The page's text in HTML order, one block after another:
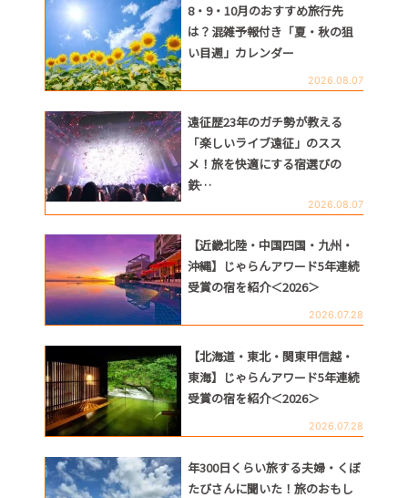
8・9・10月のおすすめ旅行先
は？混雑予報付き「夏・秋の狙
い目週」カレンダー
2026.08.07
遠征歴23年のガチ勢が教える
「楽しいライブ遠征」のスス
メ！旅を快適にする宿選びの
鉄…
2026.08.07
【近畿北陸・中国四国・九州・
沖縄】じゃらんアワード5年連続
受賞の宿を紹介＜2026＞
2026.07.28
【北海道・東北・関東甲信越・
東海】じゃらんアワード5年連続
受賞の宿を紹介＜2026＞
2026.07.28
年300日くらい旅する夫婦・くぼ
たびさんに聞いた！旅のおもし